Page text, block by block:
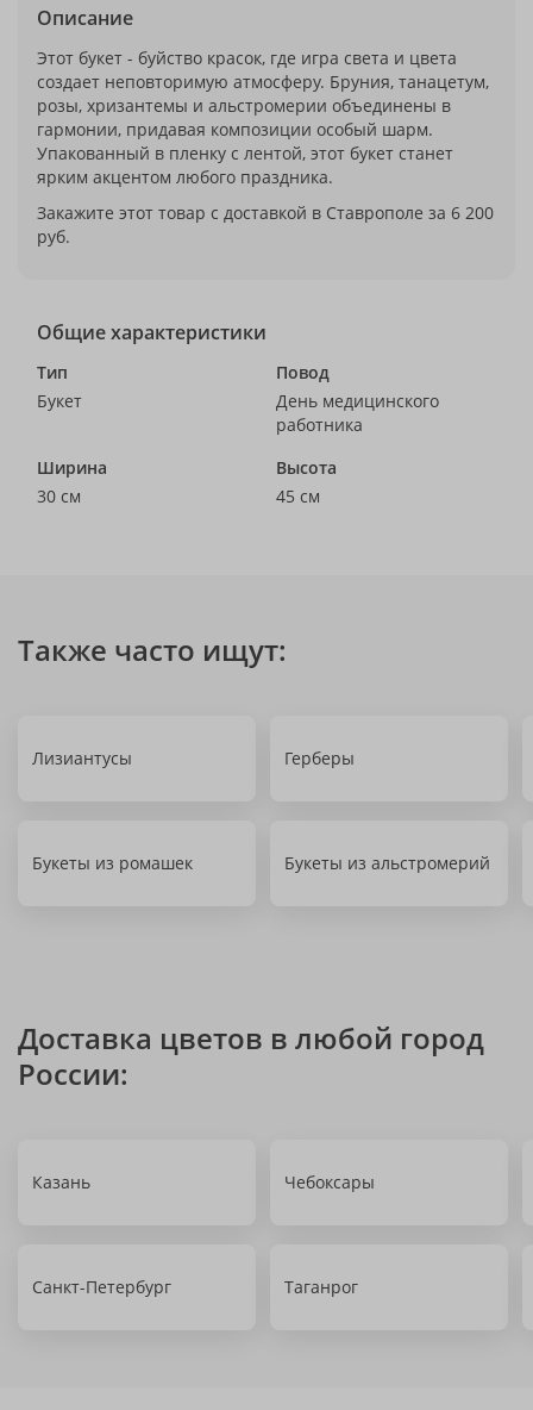
Описание
Этот букет - буйство красок, где игра света и цвета
создает неповторимую атмосферу. Бруния, танацетум,
розы, хризантемы и альстромерии объединены в
гармонии, придавая композиции особый шарм.
Упакованный в пленку с лентой, этот букет станет
ярким акцентом любого праздника.
Закажите этот товар с доставкой в Ставрополе за 6 200
руб.
Общие характеристики
Тип
Букет
Повод
День медицинского
работника
Ширина
30 см
Высота
45 см
Также часто ищут:
Лизиантусы Герберы
Букеты из ромашек Букеты из альстромерий
Доставка цветов в любой город
России:
Казань Чебоксары
Санкт-Петербург Таганрог